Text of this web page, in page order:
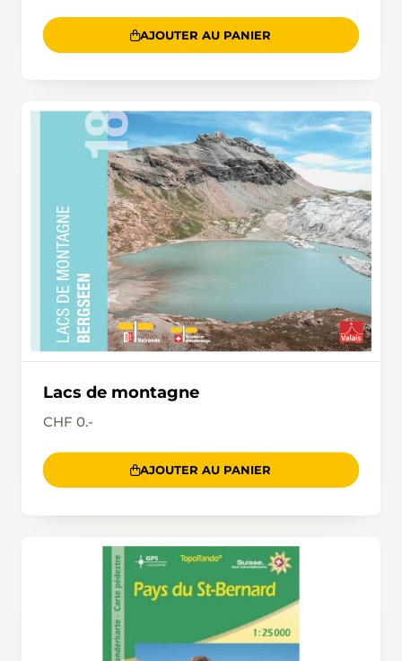
AJOUTER AU PANIER
Lacs de montagne
CHF 0.-
AJOUTER AU PANIER